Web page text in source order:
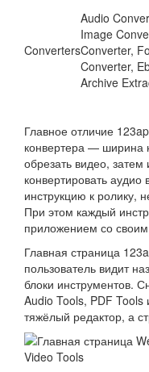
Converters
Audio
Image
Converter,
Converter,
Archive
Главное отличие
конвертера — ширина
обрезать видео, затем
конвертировать аудио
инструкцию к ролику,
При этом каждый
приложением со
Главная страница
пользователь видит
блоки инструментов.
Audio Tools, PDF Tools
тяжёлый редактор, а